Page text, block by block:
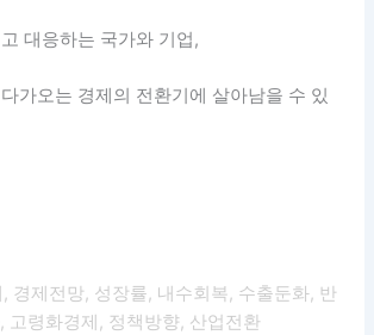
대응하는 국가와 기업,
가오는 경제의 전환기에 살아남을 수 있
경제전망, 성장률, 내수회복, 수출둔화, 반
고령화경제, 정책방향, 산업전환